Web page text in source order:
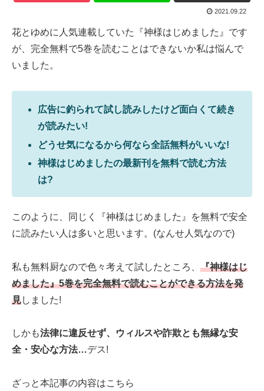
2021.09.22
花とゆめに人気連載していた『神様はじめました』です
が、完全無料で5巻を読むことはできないか私は悩んで
いました。
広告に釣られて試し読みしたけど面白くて続き
が読みたい!
どうせ気になるから何なら全話無料がいいな!
神様はじめましたの最新刊を無料で読む方法
は?
このように、同じく『神様はじめました』を無料で安全
に読みたい人は多いと思います。(なんせ人気なので)
私も無料厨なので色々考えて試したところ、 『神様はじ
めました』5巻を完全無料で読むことができる方法を発
見しました!
しかも法律に違反せず、ウィルスや詐欺とも無縁な安
全・安心な方法…デス!
ざっと本記事の内容はこちら